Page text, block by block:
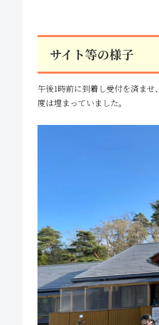
サイト等の様子
午後1時前に到着し受付を済ま
度は埋まっていました。